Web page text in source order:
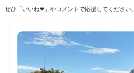
ぜひ「いいね❤」やコメントで応援してください。